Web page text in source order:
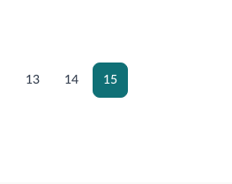
13 14 15